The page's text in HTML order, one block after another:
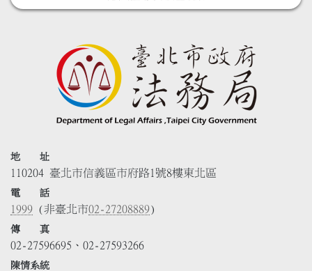
地 址
110204 臺北市信義區市府路1號8樓東北區
電 話
1999 (非臺北市02-27208889)
傳 真
02-27596695、02-27593266
陳情系統